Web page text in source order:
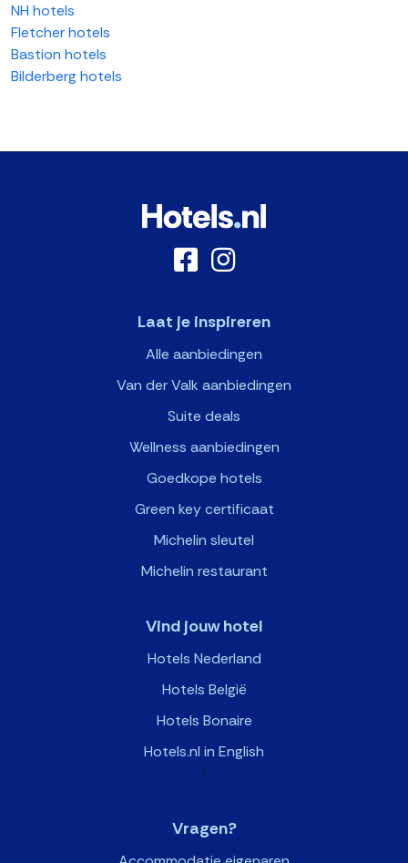
NH hotels
Fletcher hotels
Bastion hotels
Bilderberg hotels
Laat je inspireren
Alle aanbiedingen
Van der Valk aanbiedingen
Suite deals
Wellness aanbiedingen
Goedkope hotels
Green key certificaat
Michelin sleutel
Michelin restaurant
Vind jouw hotel
Hotels Nederland
Hotels België
Hotels Bonaire
Hotels.nl in English
>
Vragen?